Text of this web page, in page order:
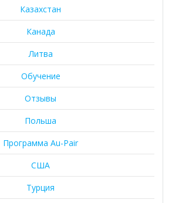
Казахстан
Канада
Литва
Обучение
Отзывы
Польша
Программа Au-Pair
США
Турция